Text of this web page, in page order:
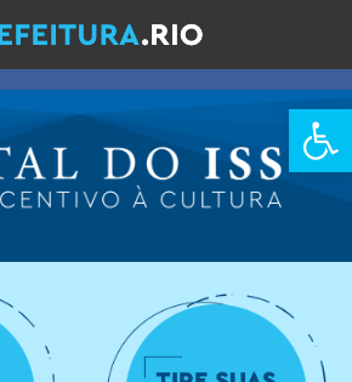
Barra de